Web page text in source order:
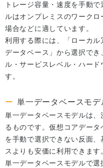
トレージ容量・速度を手動
ルはオンプレミスのワーク
場合などに適しています。
利用する際には、「ローカ
データベース」から選択で
ル・サービスレベル・ハー
す。
単一データベースモデ
単一データベースモデルは
るものです。仮想コアデー
を手動で選択できない反面
スよりも安価に利用できます
単一データベースモデルで